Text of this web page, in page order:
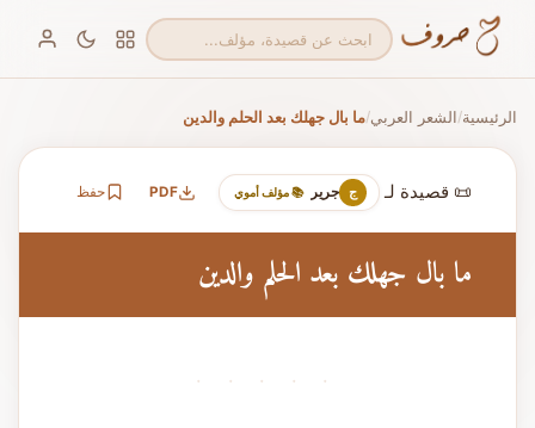
الرئيسية/الشعر العربي/ما بال جهلك بعد الحلم والدين
📜 قصيدة لـ ج جرير 📚 مؤلف أموي PDF حفظ
ما بال جهلك بعد الحلم والدين
· · · · ·